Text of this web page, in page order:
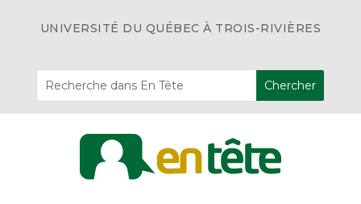
UNIVERSITÉ DU QUÉBEC À TROIS-RIVIÈRES